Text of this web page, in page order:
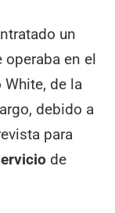
un
operaba en el
de la
debido a
para
de